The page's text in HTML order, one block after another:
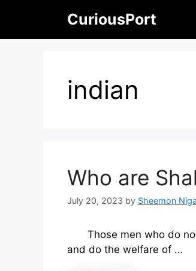
content
CuriousPort
indian
Who are
July 20, 2023 by Sheemon
Those men who do
and do the welfare of …